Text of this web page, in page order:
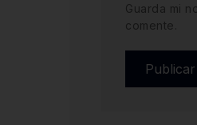
Guarda mi
comente.